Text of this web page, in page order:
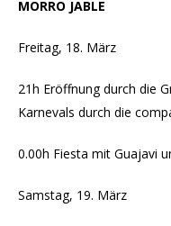
MORRO JABLE
Freitag, 18. März
21h Eröffnung durch die
Karnevals durch die
0.00h Fiesta mit Guajavi
Samstag, 19. März